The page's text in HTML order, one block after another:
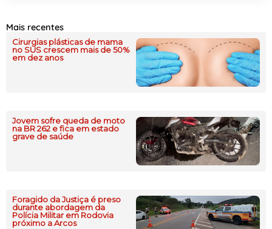
Mais recentes
Cirurgias plásticas de mama
no SUS crescem mais de 50%
em dez anos
Jovem sofre queda de moto
na BR 262 e fica em estado
grave de saúde
Foragido da Justiça é preso
durante abordagem da
Polícia Militar em Rodovia
próximo a Arcos